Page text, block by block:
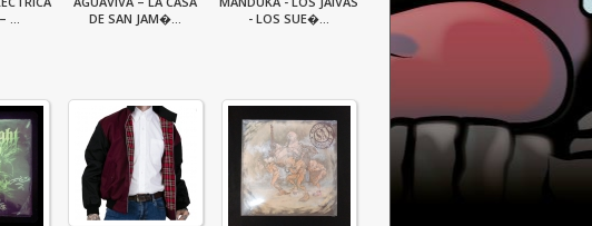
...
DE SAN JAM�...
- LOS SUE�...